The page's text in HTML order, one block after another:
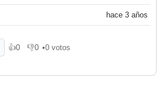
hace 3 años
👍0
Me gusta
👎0
No me gusta
•0 votos